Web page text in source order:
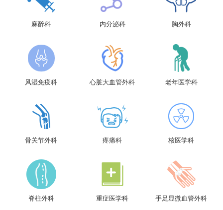
麻醉科 内分泌科 胸外科
风湿免疫科 心脏大血管外科 老年医学科
骨关节外科 疼痛科 核医学科
脊柱外科 重症医学科 手足显微血管外科